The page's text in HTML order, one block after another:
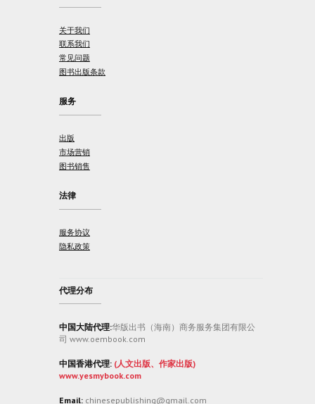
关于我们
联系我们
常见问题
图书出版条款
服务
出版
市场营销
图书销售
法律
服务协议
隐私政策
代理分布
中国大陆代理:华版出书（海南）商务服务集团有限公
司 www.oembook.com
中国香港代理: (人文出版、作家出版)
www.yesmybook.com
Email: chinesepublishing@gmail.com